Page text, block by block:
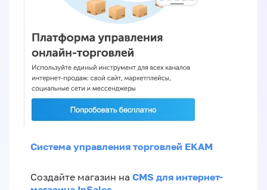
Система управления торговлей EKAM
Создайте магазин на CMS для интернет-